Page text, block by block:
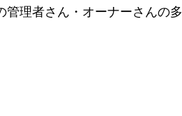
管理者さん・オーナーさんの多